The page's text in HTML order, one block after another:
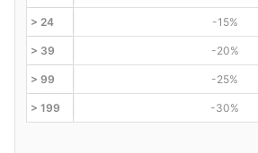
> 24 -15%
> 39 -20%
> 99 -25%
> 199 -30%